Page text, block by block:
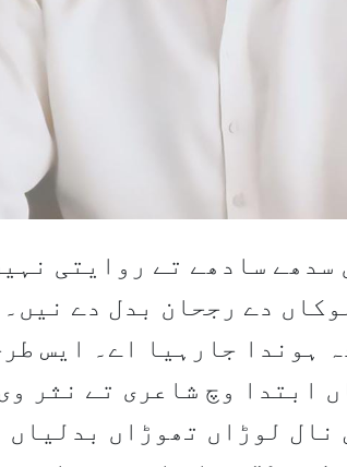
سدھے سادھے تے روایتی
دے رجحان بدل دے
ہوندا جارہیا اے۔ ایس
ابتدا وچ شاعری تے نثر
نال لوڑاں تھوڑاں